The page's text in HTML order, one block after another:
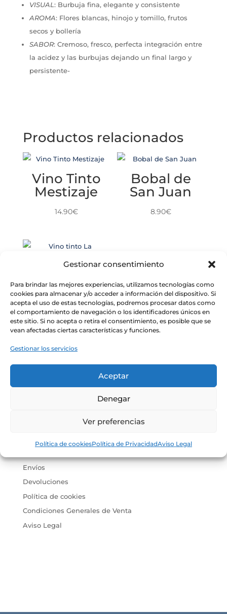
Gestionar consentimiento
Para brindar las mejores experiencias, utilizamos tecnologías como
cookies para almacenar y/o acceder a información del dispositivo. Si
acepta el uso de estas tecnologías, podremos procesar datos como
el comportamiento de navegación o los identificadores únicos en
este sitio. Si no acepta o retira el consentimiento, es posible que se
vean afectadas ciertas características y funciones.
Gestionar los servicios
Aceptar
Denegar
Ver preferencias
Política de cookiesPolítica de PrivacidadAviso Legal
VISUAL: Burbuja fina, elegante y consistente
AROMA: Flores blancas, hinojo y tomillo, frutos
secos y bollería
SABOR: Cremoso, fresco, perfecta integración entre
la acidez y las burbujas dejando un final largo y
persistente-
Productos relacionados
Vino Tinto
Mestizaje
14.90€
Bobal de
San Juan
8.90€
Vino tinto La
Ingovernabl
e
30.90€
Envíos
Devoluciones
Política de cookies
Condiciones Generales de Venta
Aviso Legal